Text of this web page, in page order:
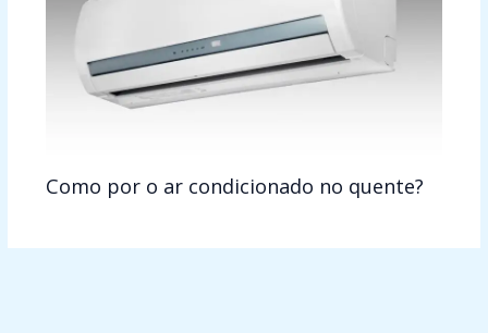
Como por o ar condicionado no quente?